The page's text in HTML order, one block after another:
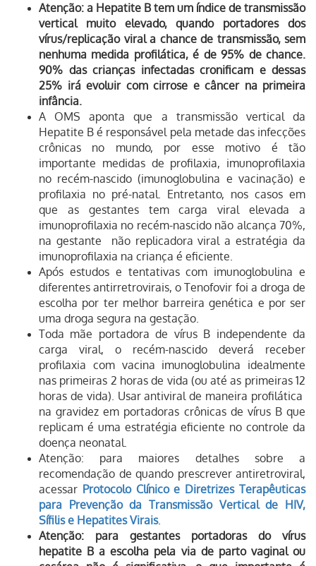
Atenção: a Hepatite B tem um índice de transmissão
vertical muito elevado, quando portadores dos
vírus/replicação viral a chance de transmissão, sem
nenhuma medida profilática, é de 95% de chance.
90% das crianças infectadas cronificam e dessas
25% irá evoluir com cirrose e câncer na primeira
infância.
A OMS aponta que a transmissão vertical da
Hepatite B é responsável pela metade das infecções
crônicas no mundo, por esse motivo é tão
importante medidas de profilaxia, imunoprofilaxia
no recém-nascido (imunoglobulina e vacinação) e
profilaxia no pré-natal. Entretanto, nos casos em
que as gestantes tem carga viral elevada a
imunoprofilaxia no recém-nascido não alcança 70%,
na gestante não replicadora viral a estratégia da
imunoprofilaxia na criança é eficiente.
Após estudos e tentativas com imunoglobulina e
diferentes antirretrovirais, o Tenofovir foi a droga de
escolha por ter melhor barreira genética e por ser
uma droga segura na gestação.
Toda mãe portadora de vírus B independente da
carga viral, o recém-nascido deverá receber
profilaxia com vacina imunoglobulina idealmente
nas primeiras 2 horas de vida (ou até as primeiras 12
horas de vida). Usar antiviral de maneira profilática
na gravidez em portadoras crônicas de vírus B que
replicam é uma estratégia eficiente no controle da
doença neonatal.
Atenção: para maiores detalhes sobre a
recomendação de quando prescrever antiretroviral,
acessar Protocolo Clínico e Diretrizes Terapêuticas
para Prevenção da Transmissão Vertical de HIV,
Sífilis e Hepatites Virais.
Atenção: para gestantes portadoras do vírus
hepatite B a escolha pela via de parto vaginal ou